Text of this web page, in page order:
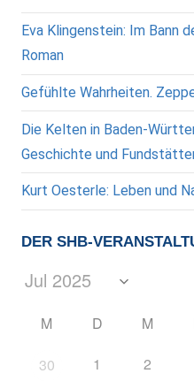
Eva Klingenstein: Im Bann
Roman
Gefühlte Wahrheiten.
Die Kelten in Baden-
Geschichte und
Kurt Oesterle: Leben und
DER SHB-
M D M
30 1 2